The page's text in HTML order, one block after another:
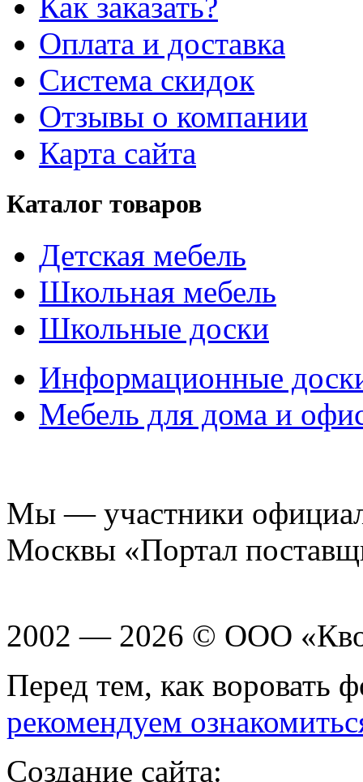
Оплата и доставка
Система скидок
Отзывы о компании
Карта сайта
Каталог товаров
Детская мебель
Школьная мебель
Школьные доски
Информационные
Мебель для дома и
Мы — участники
Москвы «Портал
2002 — 2026 © ООО
Перед тем, как воровать
рекомендуем
Создание сайта: